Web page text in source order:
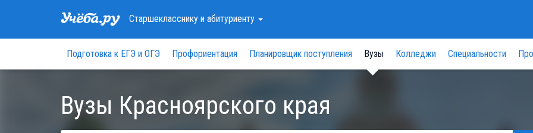
Старшеклассникуи абитуриенту
Подготовка к ЕГЭ и ОГЭ Профориентация Планировщик поступления Вузы Колледжи Специальности
Вузы Красноярского края